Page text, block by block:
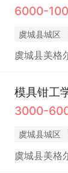
6000-
虞城县城区
虞城县美格
模具钳工
3000-
虞城县城区
虞城县美格